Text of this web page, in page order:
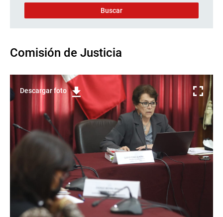
Comisión de Justicia
Descargar foto